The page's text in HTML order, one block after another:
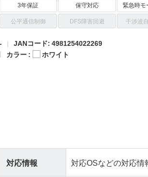
3年保証 保守対応
緊急時モ
公平通信制御
DFS障害回避 干渉波
-
JANコード: 4981254022269
カラー :
ホワイト
対応情報 対応OSなどの対応情